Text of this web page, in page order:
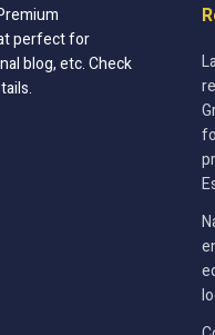
perfect for
blog, etc. Check